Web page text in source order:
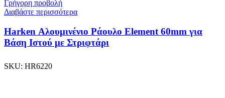
Γρήγορη προβολή
Διαβάστε περισσότερα
Harken Αλουμινένιο Ράουλο Element 60mm για
Βάση Ιστού με Στριφτάρι
SKU: HR6220